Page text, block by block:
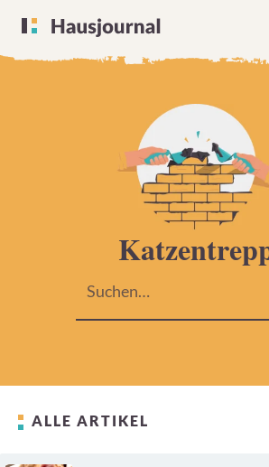
ALLE ARTIKEL